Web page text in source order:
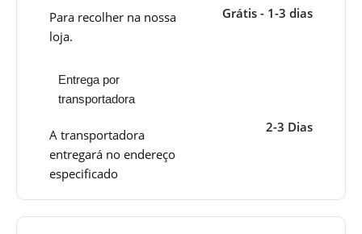
Para recolher na nossa
loja.
Grátis - 1-3 dias
Entrega por
transportadora
A transportadora
entregará no endereço
especificado
2-3 Dias